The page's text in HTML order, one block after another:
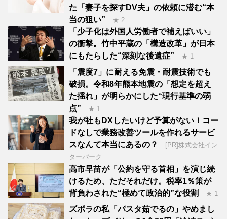
た「妻子を探すDV夫」の依頼に潜む“本
当の狙い”
★ 2
「少子化は外国人労働者で補えばいい」
の衝撃。竹中平蔵の「構造改革」が日本
にもたらした“深刻な後遺症”
★ 1
「震度7」に耐える免震・耐震技術でも
破損。令和8年熊本地震の「想定を超え
た揺れ」が明らかにした“現行基準の弱
点”
★ 1
我が社もDXしたいけど予算がない！コー
ドなしで業務改善ツールを作れるサービ
スなんて本当にあるの？
[PR]株式会社イン
ターパーク
高市早苗が「公約を守る首相」を演じ続
けるため、ただそれだけ。税率1％策が
背負わされた“極めて政治的”な役割
★ 1
ズボラの私「パスタ茹でるの」やめまし